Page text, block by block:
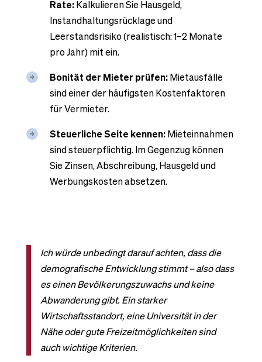
Rate:Kalkulieren Sie Hausgeld,
Instandhaltungsrücklage und
Leerstandsrisiko (realistisch: 1–2 Monate
pro Jahr) mit ein.
Bonität der Mieter prüfen:Mietausfälle
sind einer der häufigsten Kostenfaktoren
für Vermieter.
Steuerliche Seite kennen:Mieteinnahmen
sind steuerpflichtig. Im Gegenzug können
Sie Zinsen, Abschreibung, Hausgeld und
Werbungskosten absetzen.
Ich würde unbedingt darauf achten, dass die
demografische Entwicklung stimmt – also dass
es einen Bevölkerungszuwachs und keine
Abwanderung gibt. Ein starker
Wirtschaftsstandort, eine Universität in der
Nähe oder gute Freizeitmöglichkeiten sind
auch wichtige Kriterien.